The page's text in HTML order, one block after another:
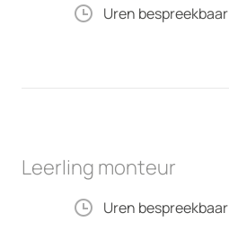
Uren bespreekbaar
Leerling monteur
Uren bespreekbaar